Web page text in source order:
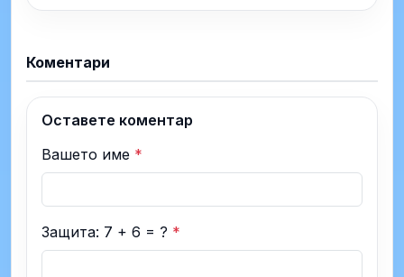
Коментари
Оставете коментар
Вашето име *
Защита: 7 + 6 = ? *